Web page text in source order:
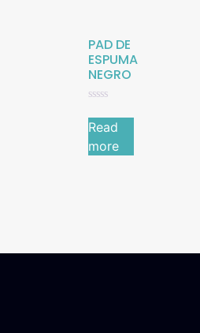
PAD DE
ESPUMA
NEGRO
0
out
5
Read
more